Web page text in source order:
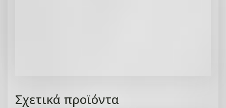
Σχετικά προϊόντα